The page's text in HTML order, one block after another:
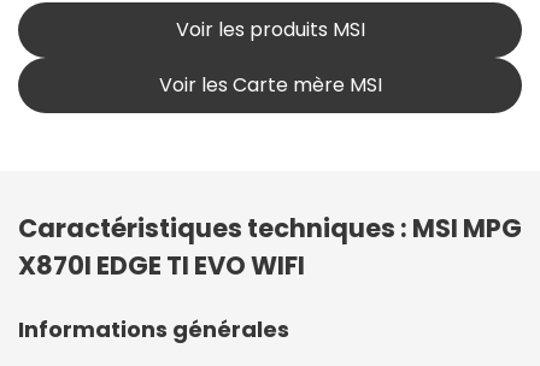
Voir les produits MSI
Voir les Carte mère MSI
Caractéristiques techniques : MSI MPG
X870I EDGE TI EVO WIFI
Informations générales